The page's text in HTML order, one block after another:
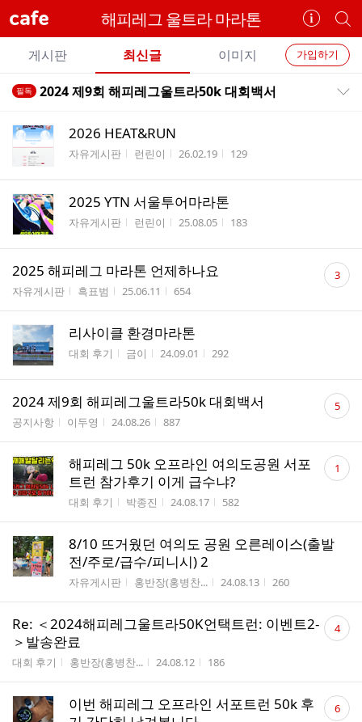
cafe 해피레그 울트라 마라톤
카
페
정
보
개
별
카
페
검
카
페
메
뉴
가입하기
게시판 최신글 이미지
전
글
트
필독 2024 제9회 해피레그울트라50k 대회백서
2026 HEAT&RUN
게시판명
자유게시판 작성자
런린이 작성시간
26.02.19 조회수
129
2025 YTN 서울투어마라톤
게시판명
자유게시판 작성자
런린이 작성시간
25.08.05 조회수
183
2025 해피레그 마라톤 언제하나요
게시판명
자유게시판 작성자
흑표범 작성시간
25.06.11 조회수
654
댓
글 3
리사이클 환경마라톤
게시판명
대회 후기 작성자
금이 작성시간
24.09.01 조회수
292
2024 제9회 해피레그울트라50k 대회백서
게시판명
공지사항 작성자
이두영 작성시간
24.08.26 조회수
887
댓
글 5
해피레그 50k 오프라인 여의도공원 서포
트런 참가후기 이게 급수냐?
게시판명
대회 후기 작성자
박종진 작성시간
24.08.17 조회수
582
댓
글 1
8/10 뜨거웠던 여의도 공원 오른레이스(출발
전/주로/급수/피니시) 2
게시판명
자유게시판 작성자
홍반장(홍병찬... 작성시간
24.08.13 조회수
260
Re: ＜2024해피레그울트라50K언택트런: 이벤트2-
＞발송완료
게시판명
대회 후기 작성자
홍반장(홍병찬... 작성시간
24.08.12 조회수
186
댓
글 4
이번 해피레그 오프라인 서포트런 50k 후
댓
글 6